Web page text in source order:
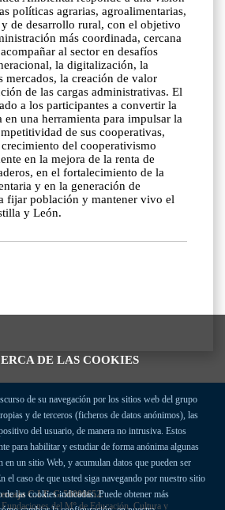
DE LAS COOKIES
de su navegación por los sitios web del grupo
y de terceros (ficheros de datos anónimos), las
del usuario, de manera no intrusiva. Estos
para habilitar y estudiar de forma anónima algunas
en un sitio Web, y acumulan datos que pueden ser
el caso de que usted siga navegando por nuestro sitio
de las cookies indicadas. Puede obtener más
políticas agrarias, agroalimentarias,
de desarrollo rural, con el objetivo
más coordinada, cercana
al sector en desafíos
la digitalización, la
mercados, la creación de valor
de las cargas administrativas. El
a los participantes a convertir la
una herramienta para impulsar la
de sus cooperativas,
del cooperativismo
en la mejora de la renta de
en el fortalecimiento de la
y en la generación de
fijar población y mantener vivo el
y León.
C.I.F. G-50000652.
del Mº de Educación, Cultura y